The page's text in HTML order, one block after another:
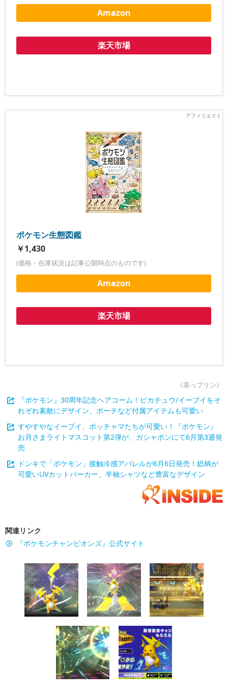
Amazon
楽天市場
ポケモン生態図鑑
￥1,430
(価格・在庫状況は記事公開時点のものです)
Amazon
楽天市場
《茶っプリン》
『ポケモン』30周年記念ヘアコーム！ピカチュウ/イーブイをそ
れぞれ素敵にデザイン、ポーチなど付属アイテムも可愛い
すやすやなイーブイ、ポッチャマたちが可愛い！『ポケモン』
お月さまライトマスコット第2弾が、ガシャポンにて6月第3週発
売
ドンキで「ポケモン」接触冷感アパレルが6月6日発売！総柄が
可愛いUVカットパーカー、半袖シャツなど豊富なデザイン
関連リンク
『ポケモンチャンピオンズ』公式サイト